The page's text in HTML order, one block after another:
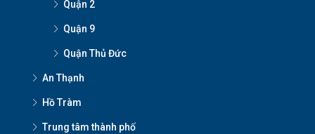
Quận 2
Quận 9
Quận Thủ Đức
An Thạnh
Hồ Tràm
Trung tâm thành phố